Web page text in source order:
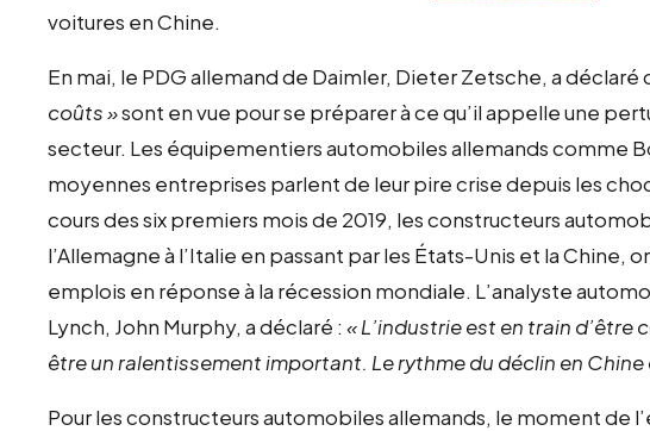
voitures en Chine.
En mai, le PDG allemand de Daimler, Dieter Zetsche, a déclaré
coûts »sont en vue pour se préparer à ce qu’il appelle une
secteur. Les équipementiers automobiles allemands comme
moyennes entreprises parlent de leur pire crise depuis les
cours des six premiers mois de 2019, les constructeurs
l’Allemagne à l’Italie en passant par les États-Unis et la Chine,
emplois en réponse à la récession mondiale. L’analyste
Lynch, John Murphy, a déclaré :« L’industrie est en train
être un ralentissement important. Le rythme du déclin en Chine
Pour les constructeurs automobiles allemands, le moment de